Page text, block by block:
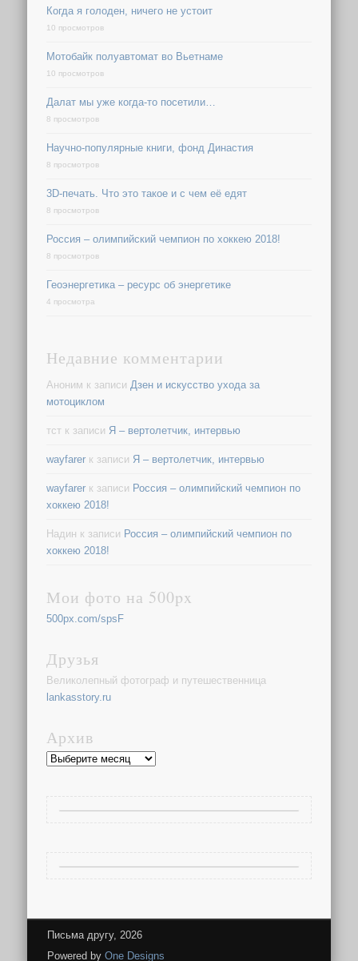
Когда я голоден, ничего не устоит
10 просмотров
Мотобайк полуавтомат во Вьетнаме
10 просмотров
Далат мы уже когда-то посетили…
8 просмотров
Научно-популярные книги, фонд Династия
8 просмотров
3D-печать. Что это такое и с чем её едят
8 просмотров
Россия – олимпийский чемпион по хоккею 2018!
8 просмотров
Геоэнергетика – ресурс об энергетике
4 просмотра
Недавние комментарии
Аноним к записи Дзен и искусство ухода за
мотоциклом
тст к записи Я – вертолетчик, интервью
wayfarer к записи Я – вертолетчик, интервью
wayfarer к записи Россия – олимпийский чемпион по
хоккею 2018!
Надин к записи Россия – олимпийский чемпион по
хоккею 2018!
Мои фото на 500px
500px.com/spsF
Друзья
Великолепный фотограф и путешественница
lankasstory.ru
Архив
Архив
Письма другу, 2026
Powered by One Designs